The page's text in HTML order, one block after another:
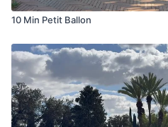
10 Min Petit Ballon